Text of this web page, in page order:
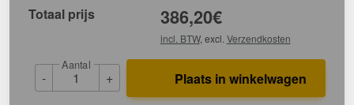
Totaal prijs
386,20€
incl. BTW, excl. Verzendkosten
-
Aantal
+ Plaats in winkelwagen